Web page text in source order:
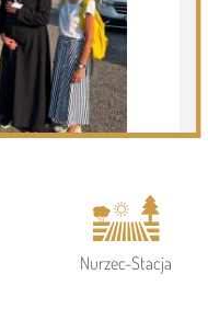
Gmina Siemiatycze
Nurzec-Stacja